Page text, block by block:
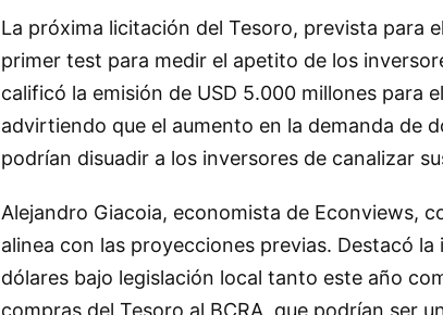
La próxima licitación del Tesoro, prevista para
primer test para medir el apetito de los
calificó la emisión de USD 5.000 millones para
advirtiendo que el aumento en la demanda de
podrían disuadir a los inversores de canalizar
Alejandro Giacoia, economista de Econviews,
alinea con las proyecciones previas. Destacó
dólares bajo legislación local tanto este año
compras del Tesoro al BCRA, que podrían ser